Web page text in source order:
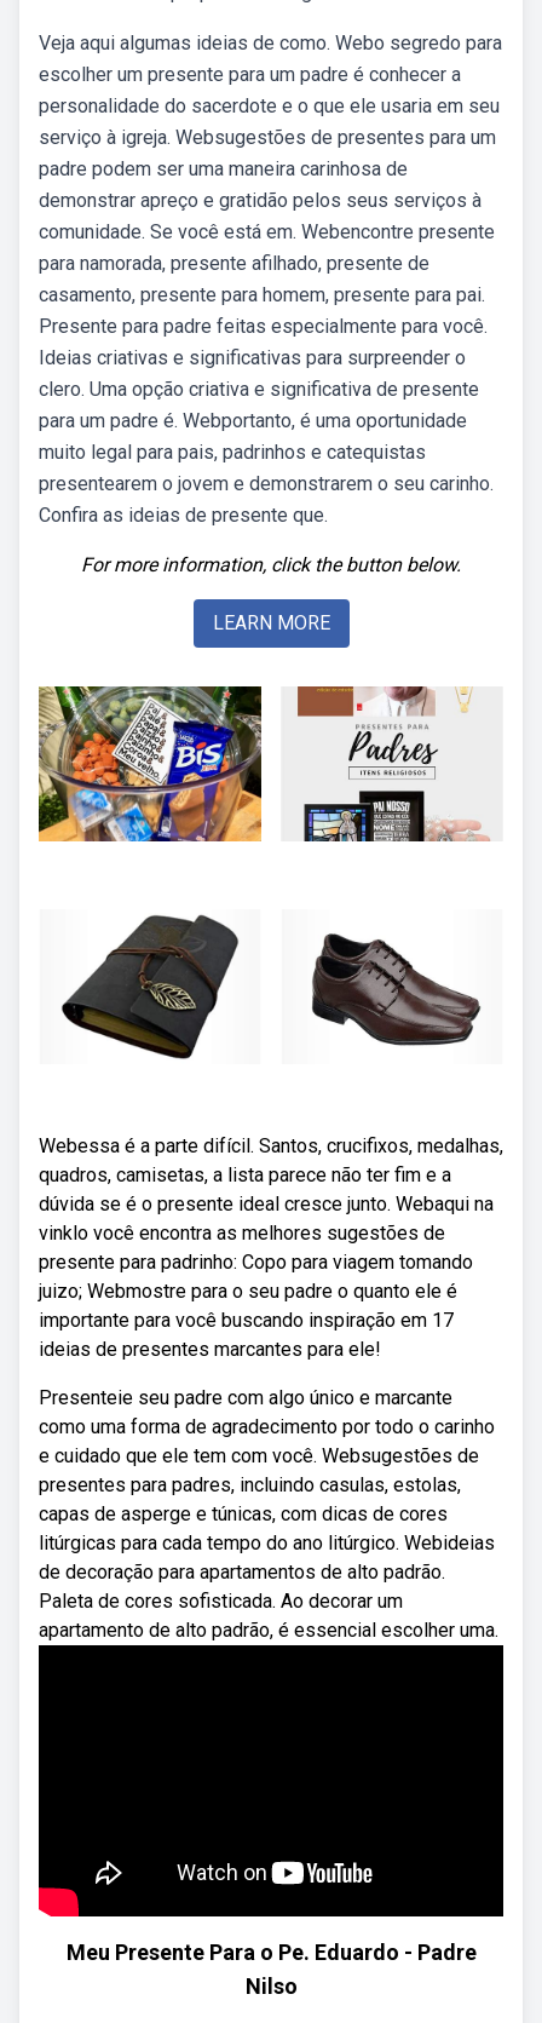
Veja aqui algumas ideias de como. Webo segredo para
escolher um presente para um padre é conhecer a
personalidade do sacerdote e o que ele usaria em seu
serviço à igreja. Websugestões de presentes para um
padre podem ser uma maneira carinhosa de
demonstrar apreço e gratidão pelos seus serviços à
comunidade. Se você está em. Webencontre presente
para namorada, presente afilhado, presente de
casamento, presente para homem, presente para pai.
Presente para padre feitas especialmente para você.
Ideias criativas e significativas para surpreender o
clero. Uma opção criativa e significativa de presente
para um padre é. Webportanto, é uma oportunidade
muito legal para pais, padrinhos e catequistas
presentearem o jovem e demonstrarem o seu carinho.
Confira as ideias de presente que.
For more information, click the button below.
LEARN MORE
Webessa é a parte difícil. Santos, crucifixos, medalhas,
quadros, camisetas, a lista parece não ter fim e a
dúvida se é o presente ideal cresce junto. Webaqui na
vinklo você encontra as melhores sugestões de
presente para padrinho: Copo para viagem tomando
juizo; Webmostre para o seu padre o quanto ele é
importante para você buscando inspiração em 17
ideias de presentes marcantes para ele!
Presenteie seu padre com algo único e marcante
como uma forma de agradecimento por todo o carinho
e cuidado que ele tem com você. Websugestões de
presentes para padres, incluindo casulas, estolas,
capas de asperge e túnicas, com dicas de cores
litúrgicas para cada tempo do ano litúrgico. Webideias
de decoração para apartamentos de alto padrão.
Paleta de cores sofisticada. Ao decorar um
apartamento de alto padrão, é essencial escolher uma.
Meu Presente Para o Pe. Eduardo - Padre
Nilso